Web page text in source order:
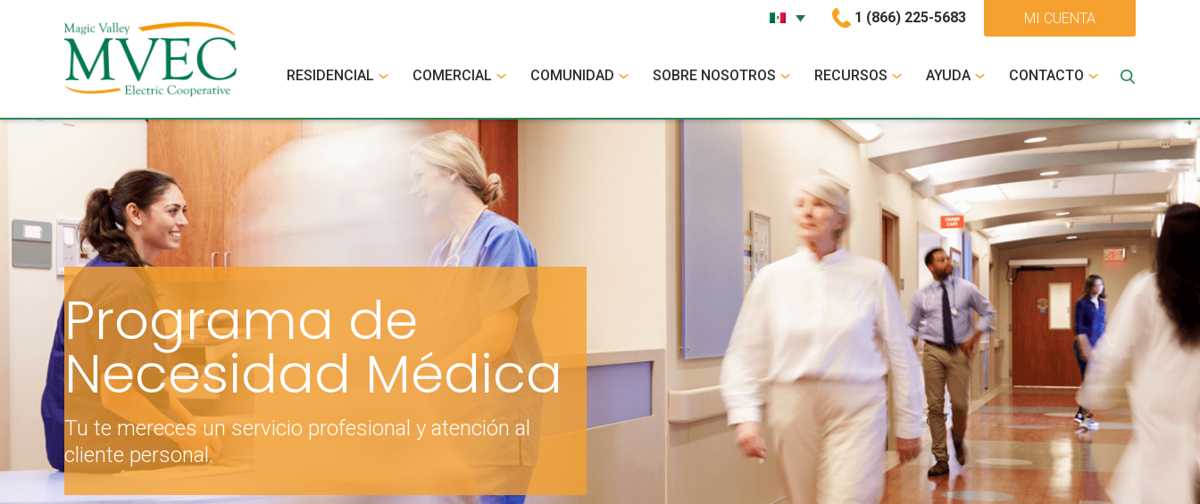
1 (866) 225-5683 MI CUENTA
RESIDENCIAL COMERCIAL COMUNIDAD SOBRE NOSOTROS RECURSOS AYUDA CONTACTO
Programa de
Necesidad Médica
Tu te mereces un servicio profesional y atención al
cliente personal.